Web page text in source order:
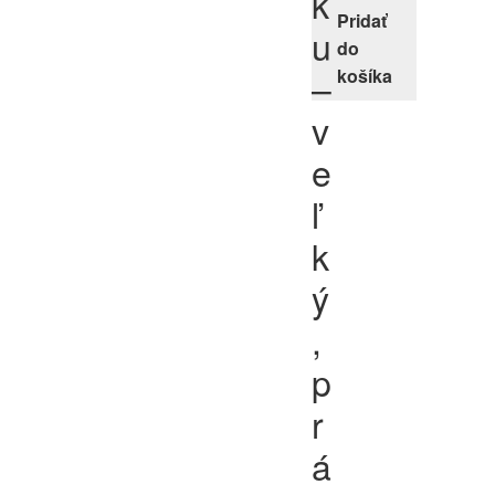
Pridať
do
košíka
u
–
v
e
ľ
k
ý
,
p
r
á